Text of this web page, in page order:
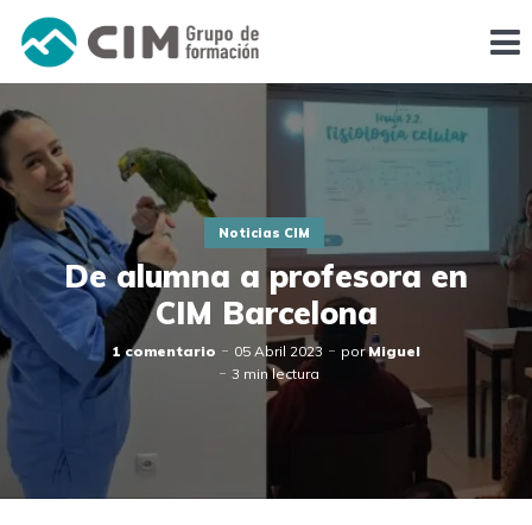
Noticias CIM
De alumna a profesora en
CIM Barcelona
1 comentario 05 Abril 2023 porMiguel
3 min lectura